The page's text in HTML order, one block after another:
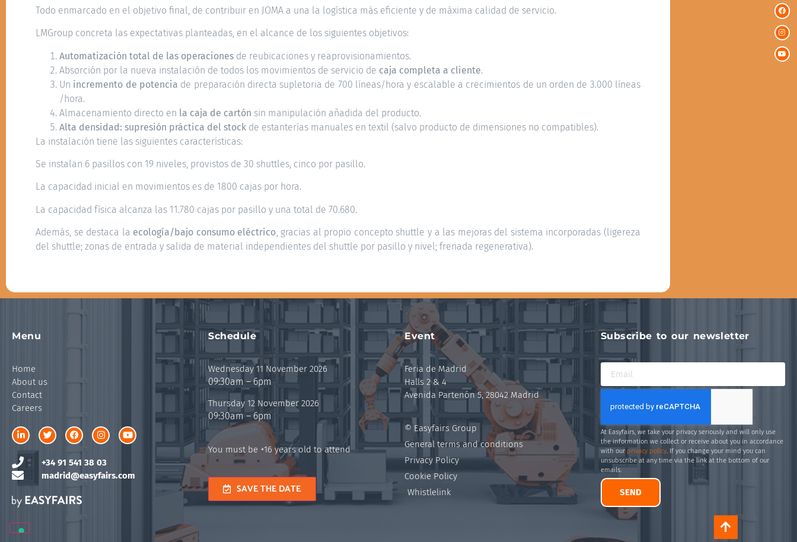
Todo enmarcado en el objetivo final, de contribuir en JOMA a una la logística más eficiente y de máxima calidad de servicio.
LMGroup concreta las expectativas planteadas, en el alcance de los siguientes objetivos:
Automatización total de las operaciones de reubicaciones y reaprovisionamientos.
Absorción por la nueva instalación de todos los movimientos de servicio de caja completa a cliente.
Un incremento de potencia de preparación directa supletoria de 700 líneas/hora y escalable a crecimientos de un orden de 3.000 líneas
/hora.
Almacenamiento directo en la caja de cartón sin manipulación añadida del producto.
Alta densidad: supresión práctica del stock de estanterías manuales en textil (salvo producto de dimensiones no compatibles).
La instalación tiene las siguientes características:
Se instalan 6 pasillos con 19 niveles, provistos de 30 shuttles, cinco por pasillo.
La capacidad inicial en movimientos es de 1800 cajas por hora.
La capacidad física alcanza las 11.780 cajas por pasillo y una total de 70.680.
Además, se destaca la ecología/bajo consumo eléctrico, gracias al propio concepto shuttle y a las mejoras del sistema incorporadas (ligereza
del shuttle; zonas de entrada y salida de material independientes del shuttle por pasillo y nivel; frenada regenerativa).
Menu
Home
About us
Contact
Careers
+34 91 541 38 03
madrid@easyfairs.com
Schedule
Wednesday 11 November 2026
09:30am – 6pm
Thursday 12 November 2026
09:30am – 6pm
You must be +16 years old to attend
SAVE THE DATE
Event
Feria de Madrid
Halls 2 & 4
Avenida Partenón 5, 28042 Madrid
© Easyfairs Group
General terms and conditions
Privacy Policy
Cookie Policy
Whistlelink
Subscribe to our newsletter
At Easyfairs, we take your privacy seriously and will only use
the information we collect or receive about you in accordance
with our privacy policy . If you change your mind you can
unsubscribe at any time via the link at the bottom of our
emails.
SEND